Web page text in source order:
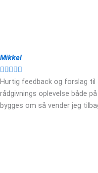
Mikkel

Hurtig feedback og forslag
rådgivnings oplevelse både
bygges om så vender jeg